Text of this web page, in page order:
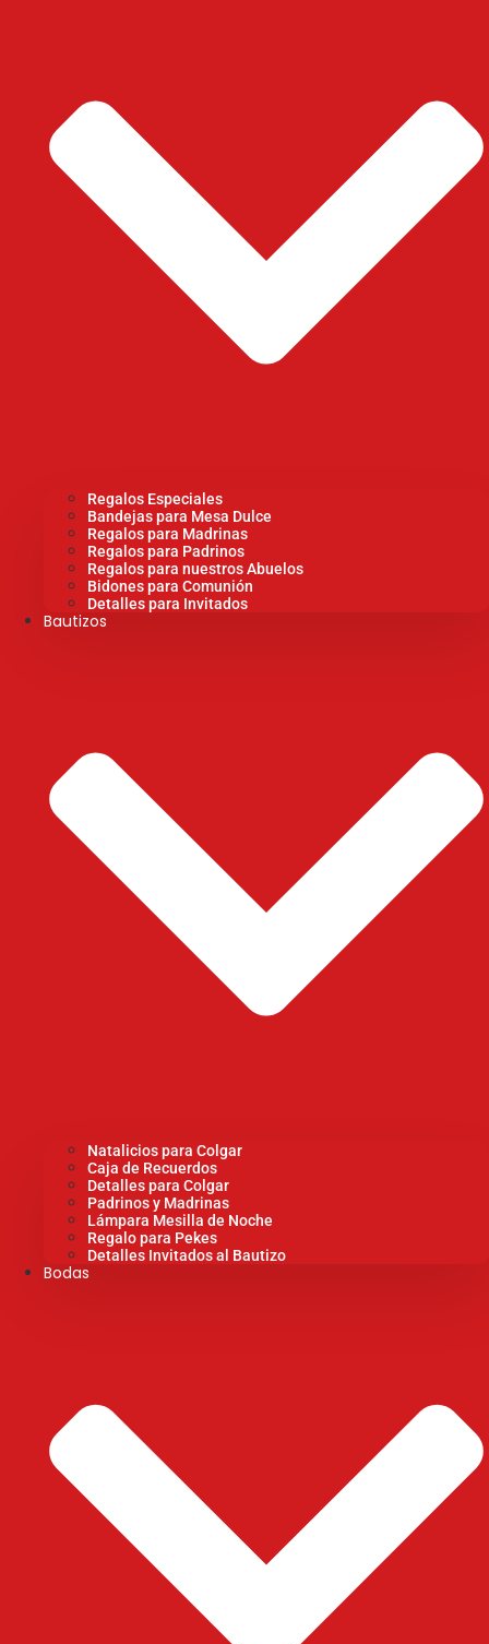
Regalos Especiales
Bandejas para Mesa Dulce
Regalos para Madrinas
Regalos para Padrinos
Regalos para nuestros Abuelos
Bidones para Comunión
Detalles para Invitados
Bautizos
Natalicios para Colgar
Caja de Recuerdos
Detalles para Colgar
Padrinos y Madrinas
Lámpara Mesilla de Noche
Regalo para Pekes
Detalles Invitados al Bautizo
Bodas